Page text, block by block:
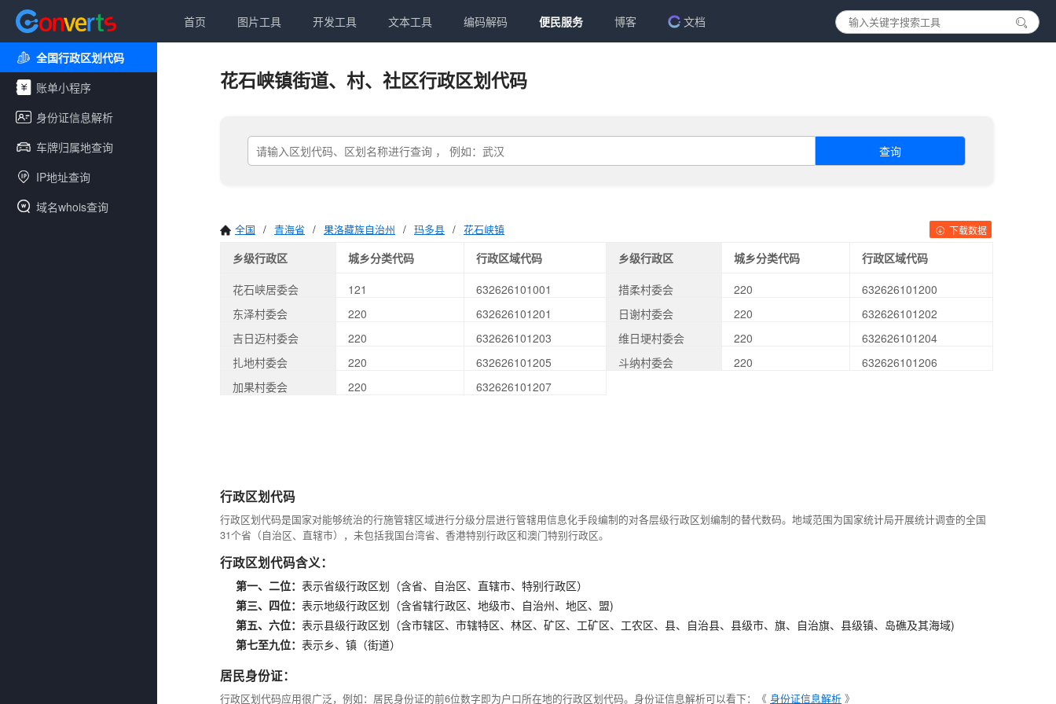
首页 图片工具 开发工具 文本工具 编码解码 便民服务 博客 文档
全国行政区划代码
账单小程序
身份证信息解析
车牌归属地查询
IP地址查询
域名whois查询
花石峡镇街道、村、社区行政区划代码
查询
全国 / 青海省 / 果洛藏族自治州 / 玛多县 / 花石峡镇 下载数据
乡级行政区 城乡分类代码 行政区域代码 乡级行政区 城乡分类代码
行政区域代码
花石峡居委会
121 632626101001 措柔村委会 220
632626101200
东泽村委会
220 632626101201 日谢村委会 220
632626101202
吉日迈村委会
220 632626101203 维日埂村委会 220
632626101204
扎地村委会
220 632626101205 斗纳村委会 220
632626101206
加果村委会
220 632626101207
行政区划代码
行政区划代码是国家对能够统治的行施管辖区域进行分级分层进行管辖用信息化手段编制的对各层级行政区划编制的替代数码。地域范围为国家统计局开展统计调查的全国
31个省（自治区、直辖市），未包括我国台湾省、香港特别行政区和澳门特别行政区。
行政区划代码含义：
第一、二位： 表示省级行政区划（含省、自治区、直辖市、特别行政区）
第三、四位： 表示地级行政区划（含省辖行政区、地级市、自治州、地区、盟)
第五、六位： 表示县级行政区划（含市辖区、市辖特区、林区、矿区、工矿区、工农区、县、自治县、县级市、旗、自治旗、县级镇、岛礁及其海域)
第七至九位： 表示乡、镇（街道）
居民身份证：
行政区划代码应用很广泛，例如：居民身份证的前6位数字即为户口所在地的行政区划代码。身份证信息解析可以看下：《 身份证信息解析 》